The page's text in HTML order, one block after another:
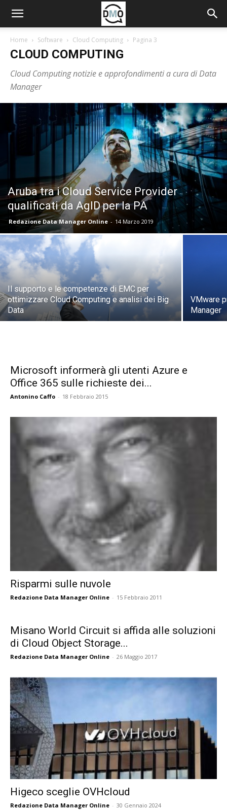
Home Software Cloud Computing Pagina 3
CLOUD COMPUTING
Cloud Computing notizie e approfondimenti a cura di Data
Manager
Aruba tra i Cloud Service Provider
qualificati da AgID per la PA
Redazione Data Manager Online - 14 Marzo 2019
Il supporto e le competenze di EMC per
ottimizzare Cloud Computing e analisi dei Big
Data
VMware
Manager
Microsoft informerà gli utenti Azure e
Office 365 sulle richieste dei...
Antonino Caffo - 18 Febbraio 2015
Risparmi sulle nuvole
Redazione Data Manager Online - 15 Febbraio 2011
Misano World Circuit si affida alle soluzioni
di Cloud Object Storage...
Redazione Data Manager Online - 26 Maggio 2017
Higeco sceglie OVHcloud
Redazione Data Manager Online - 30 Gennaio 2024